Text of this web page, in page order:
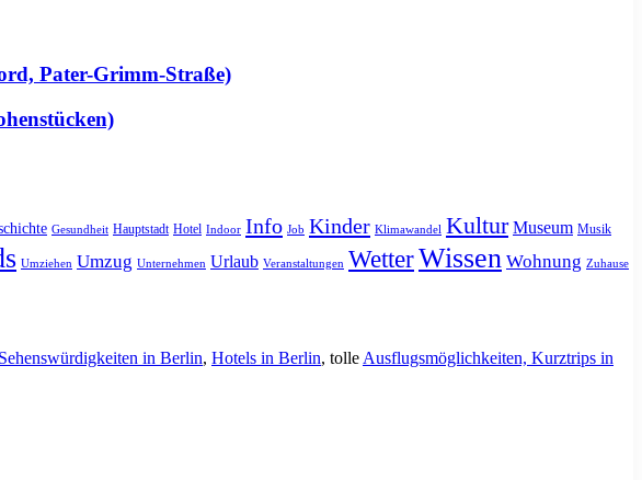
Pater-Grimm-Straße)
Gesundheit Hauptstadt Hotel Indoor Info Job Kinder Klimawandel Kultur Museum Musik
Umziehen Umzug Unternehmen Urlaub Veranstaltungen WetterWissen Wohnung Zuhause
Sehenswürdigkeiten in Berlin, Hotels in Berlin, tolle Ausflugsmöglichkeiten, Kurztrips in